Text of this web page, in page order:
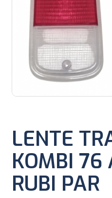
LENTE
KOMBI 76
RUBI PAR